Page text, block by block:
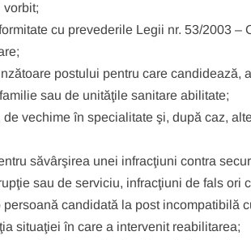
vorbit;
cu prevederile Legii nr. 53/2003 –
postului pentru care candidează,
sau de unităţile sanitare abilitate;
vechime în specialitate şi, după caz,
săvârşirea unei infracţiuni contra
sau de serviciu, infracţiuni de fals ori
candidată la post incompatibilă
situaţiei în care a intervenit reabilitarea;